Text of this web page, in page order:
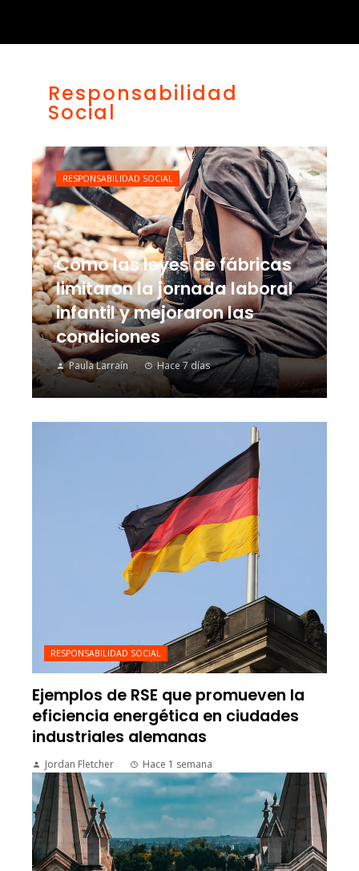
Responsabilidad
Social
Cómo las leyes de fábricas
limitaron la jornada laboral
infantil y mejoraron las
condiciones
Paula Larraín Hace 7 días
RESPONSABILIDAD SOCIAL
RESPONSABILIDAD SOCIAL
Ejemplos de RSE que promueven la
eficiencia energética en ciudades
industriales alemanas
Jordan Fletcher Hace 1 semana